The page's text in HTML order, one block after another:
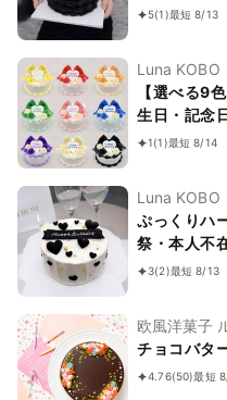
5(1)最短 8/13
Luna KOBO
【選べる9
生日・記念
1(1)最短 8/14
Luna KOBO
ぷっくりハ
祭・本人不
産系
3(2)最短 8/13
欧風洋菓子
チョコバタ
4.76(50)最短